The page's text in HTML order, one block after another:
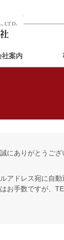
社案内
にありがとうござ
アドレス宛に自
お手数ですが、